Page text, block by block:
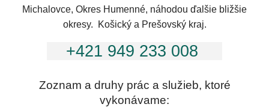
Michalovce, Okres Humenné, náhodou ďalšie bližšie
okresy. Košický a Prešovský kraj.
+421 949 233 008
Zoznam a druhy prác a služieb, ktoré
vykonávame: